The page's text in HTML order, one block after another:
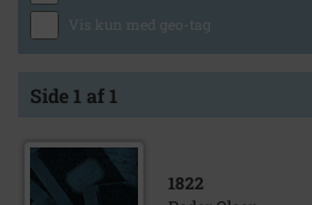
Vis kun med geo-tag
Side 1 af 1
1822